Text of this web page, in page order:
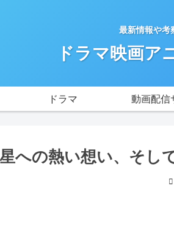
最新情報や考
ドラマ映画
ドラマ 動画配信
への熱い想い、そし